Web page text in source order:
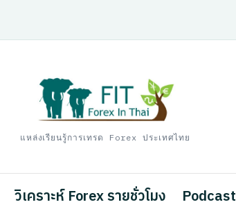
แหล่งเรียนรู้การเทรด Forex ประเทศไทย
วิเคราะห์ Forex รายชั่วโมง Podcast